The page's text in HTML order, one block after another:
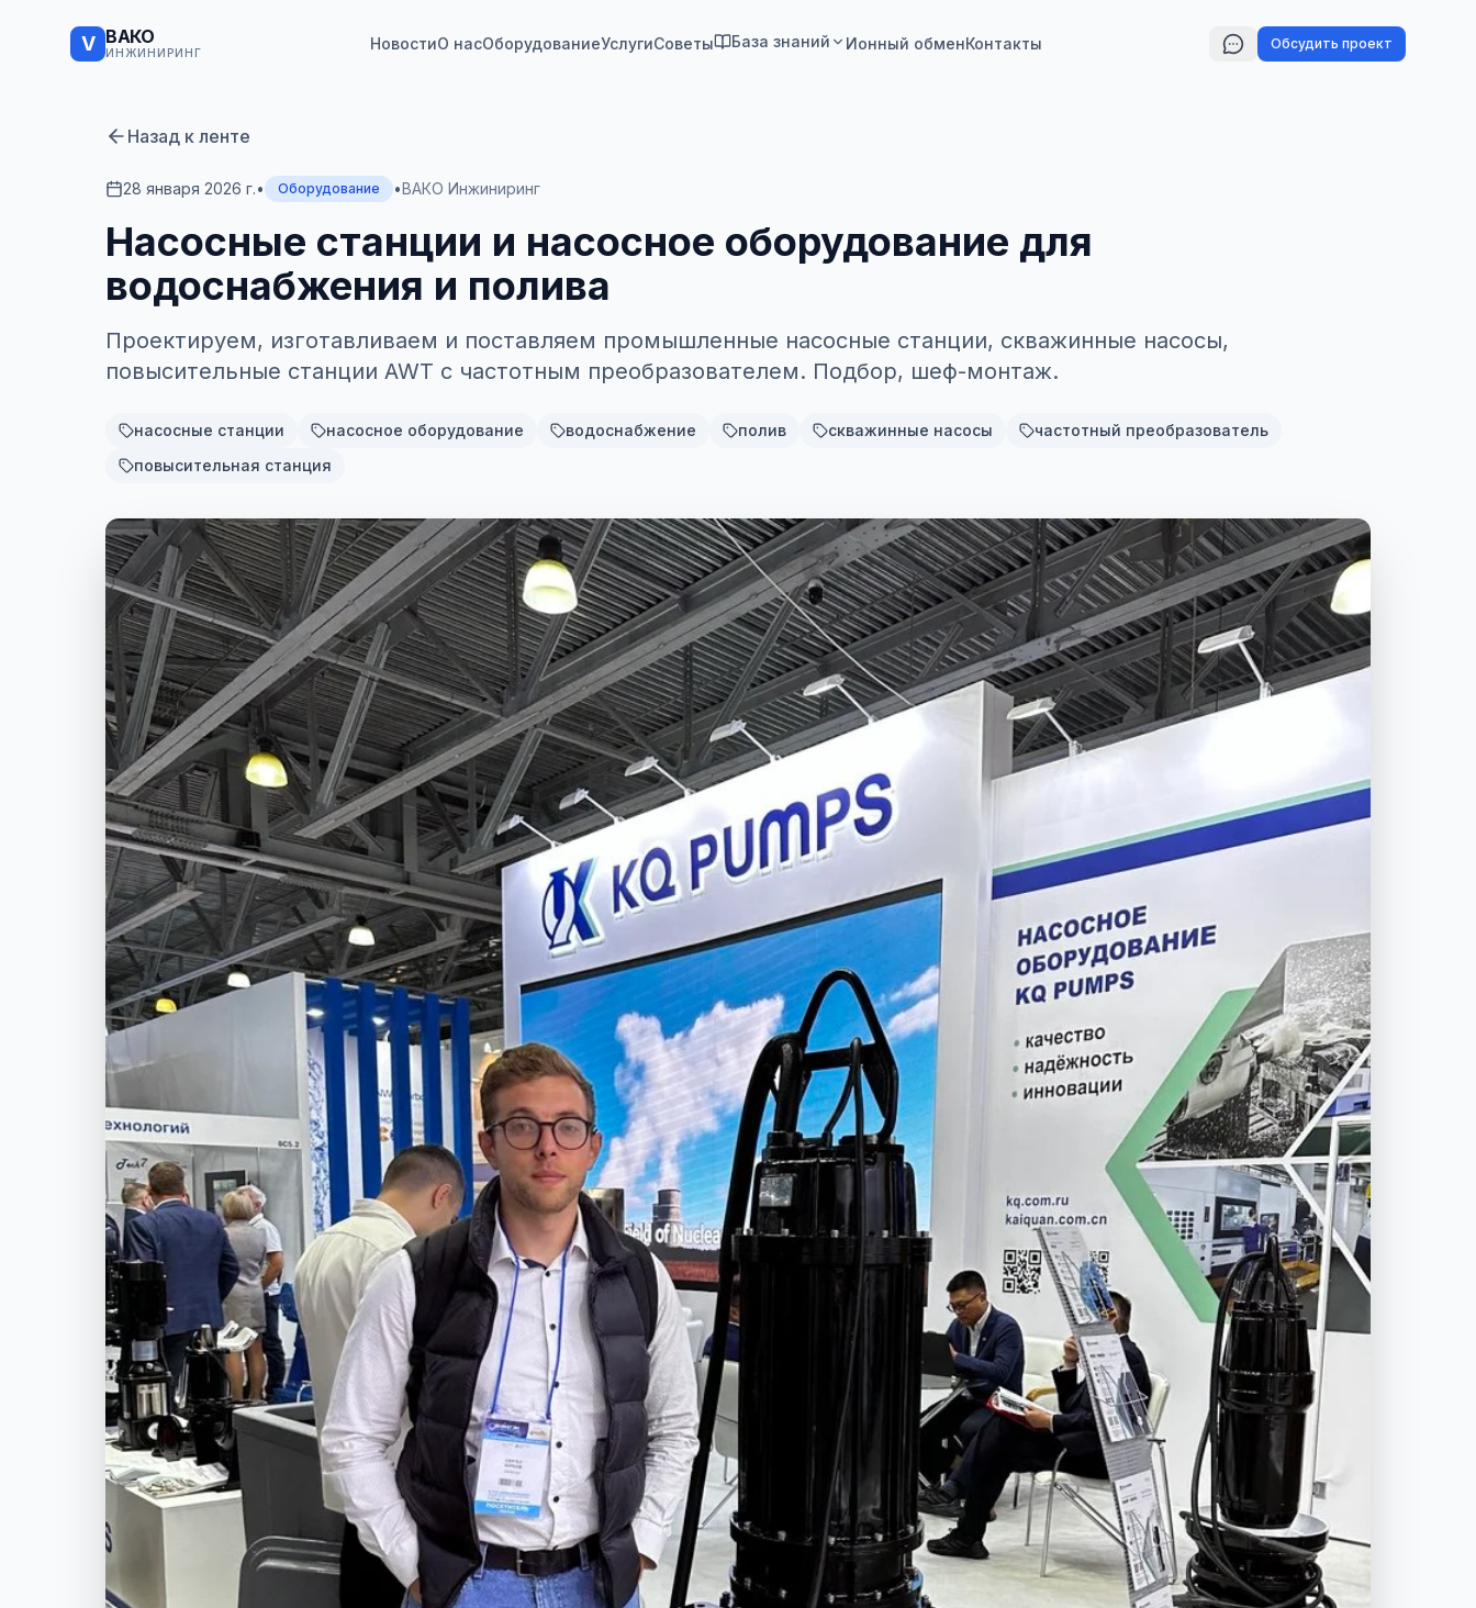
V ВАКО
ИНЖИНИРИНГ НовостиО насОборудованиеУслугиСоветы База знаний Ионный обменКонтакты Обсудить проект
Назад к ленте
28 января 2026 г.• Оборудование •ВАКО Инжиниринг
Насосные станции и насосное оборудование для
водоснабжения и полива
Проектируем, изготавливаем и поставляем промышленные насосные станции, скважинные насосы,
повысительные станции AWT с частотным преобразователем. Подбор, шеф-монтаж.
насосные станции насосное оборудование водоснабжение полив скважинные насосы
частотный преобразователь
повысительная станция